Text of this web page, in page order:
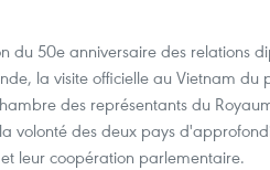
du 50e anniversaire des relations
la visite officielle au Vietnam du
des représentants du
volonté des deux pays
leur coopération parlementaire.